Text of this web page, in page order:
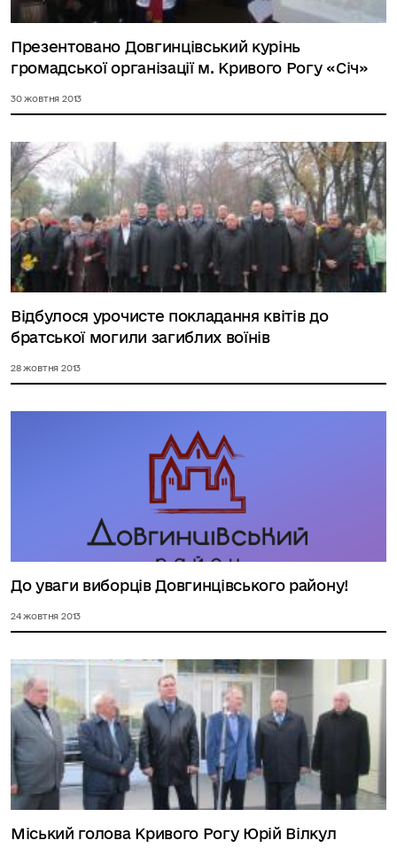
Презентовано Довгинцівський курінь
громадської організації м. Кривого Рогу «Січ»
30 жовтня 2013
Відбулося урочисте покладання квітів до
братської могили загиблих воїнів
28 жовтня 2013
До уваги виборців Довгинцівського району!
24 жовтня 2013
Міський голова Кривого Рогу Юрій Вілкул